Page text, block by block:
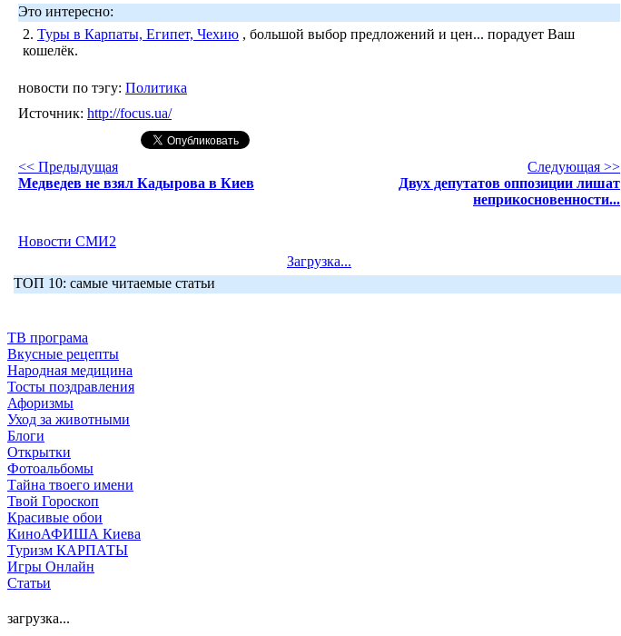
Это интересно:
2. Туры в Карпаты, Египет, Чехию , большой выбор предложений и цен... порадует Ваш
кошелёк.
новости по тэгу: Политика
Источник: http://focus.ua/
<< Предыдущая
Медведев не взял Кадырова в Киев
Следующая >>
Двух депутатов оппозиции лишат
неприкосновенности...
Новости СМИ2
Загрузка...
ТОП 10: самые читаемые статьи
ТВ програма
Вкусные рецепты
Народная медицина
Тосты поздравления
Афоризмы
Уход за животными
Блоги
Открытки
Фотоальбомы
Тайна твоего имени
Твой Гороскоп
Красивые обои
КиноАФИША Киева
Туризм КАРПАТЫ
Игры Онлайн
Статьи
загрузка...